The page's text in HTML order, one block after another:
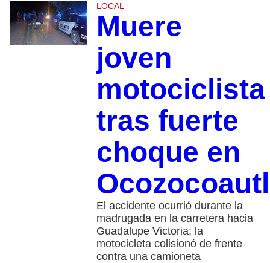
LOCAL
Muere
joven
motociclista
tras fuerte
choque en
El accidente ocurrió durante la
madrugada en la carretera hacia
Guadalupe Victoria; la
motocicleta colisionó de frente
contra una camioneta